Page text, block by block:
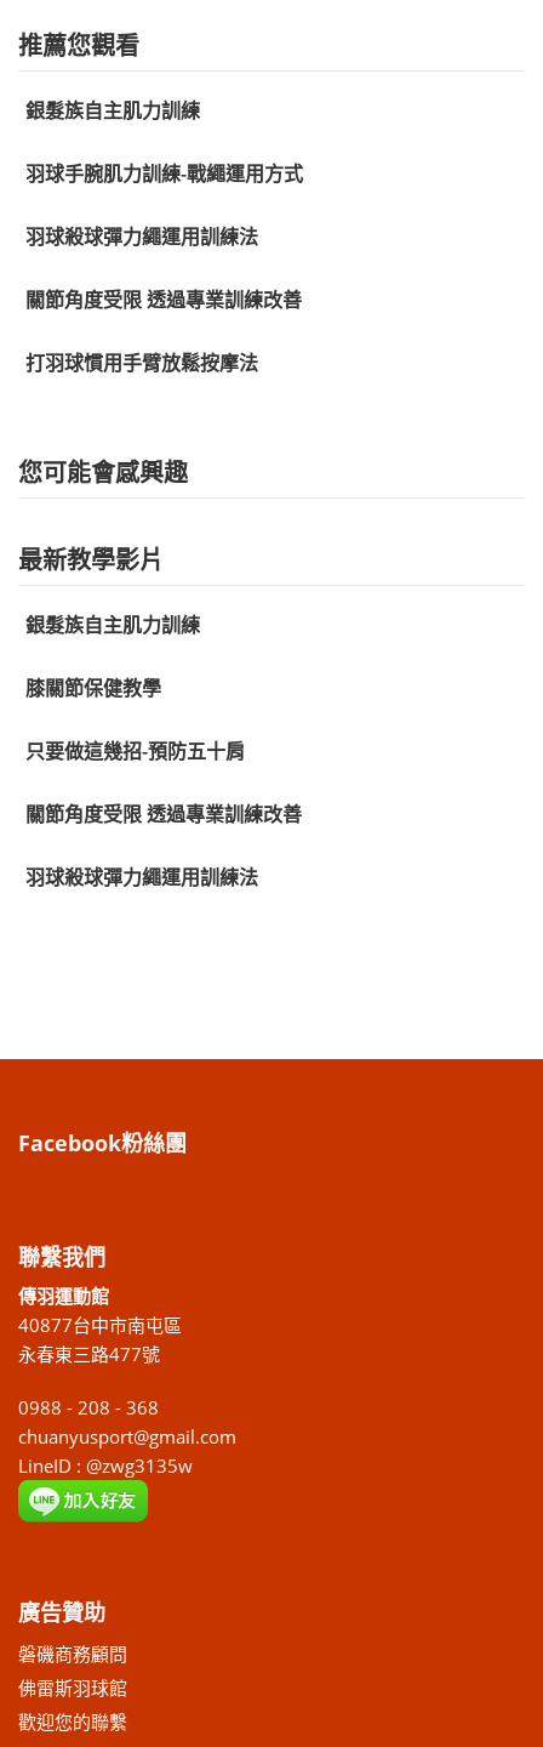
推薦您觀看
銀髮族自主肌力訓練
羽球手腕肌力訓練-戰繩運用方式
羽球殺球彈力繩運用訓練法
關節角度受限 透過專業訓練改善
打羽球慣用手臂放鬆按摩法
您可能會感興趣
最新教學影片
銀髮族自主肌力訓練
膝關節保健教學
只要做這幾招-預防五十肩
關節角度受限 透過專業訓練改善
羽球殺球彈力繩運用訓練法
Facebook粉絲團
聯繫我們
傳羽運動館
40877台中市南屯區
永春東三路477號
0988 - 208 - 368
chuanyusport@gmail.com
LineID : @zwg3135w
廣告贊助
磐磯商務顧問
佛雷斯羽球館
歡迎您的聯繫